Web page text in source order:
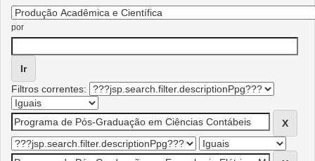
por
Filtros correntes: